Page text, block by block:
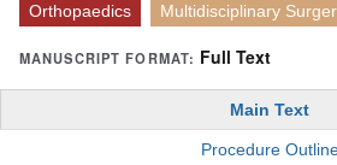
Orthopaedics Multidisciplinary
MANUSCRIPT FORMAT: Full Text
Main Text
Procedure